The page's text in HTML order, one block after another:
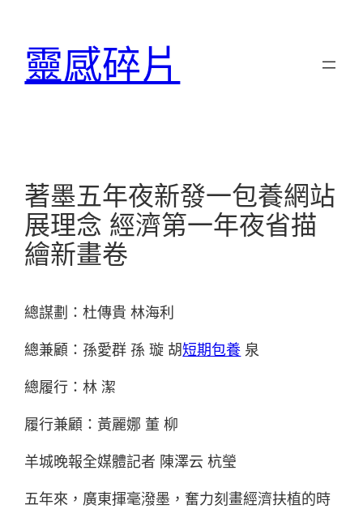
靈感碎片
著墨五年夜新發一包養網站
展理念 經濟第一年夜省描
繪新畫卷
總謀劃：杜傳貴 林海利
總兼顧：孫愛群 孫 璇 胡短期包養 泉
總履行：林 潔
履行兼顧：黃麗娜 董 柳
羊城晚報全媒體記者 陳澤云 杭瑩
五年來，廣東揮毫潑墨，奮力刻畫經濟扶植的時